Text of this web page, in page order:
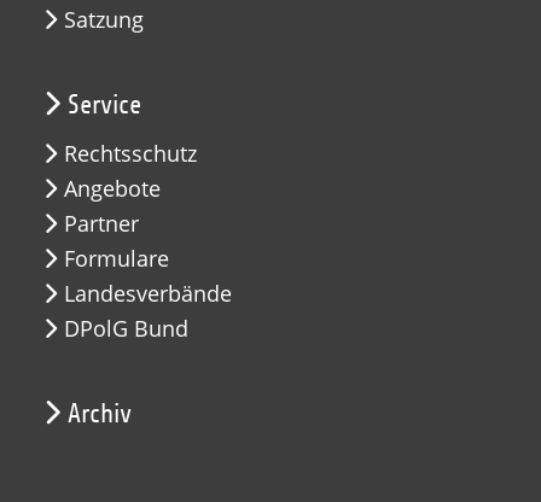
Satzung
Service
Rechtsschutz
Angebote
Partner
Formulare
Landesverbände
DPolG Bund
Archiv